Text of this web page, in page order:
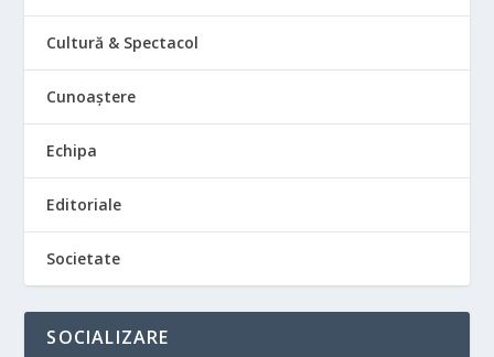
Cultură & Spectacol
Cunoaștere
Echipa
Editoriale
Societate
SOCIALIZARE